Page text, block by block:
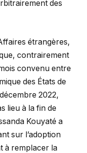
des
étrangères,
contrairement
convenu entre
des États de
2022,
lieu à la fin de
Kouyaté a
sur l’adoption
à remplacer la